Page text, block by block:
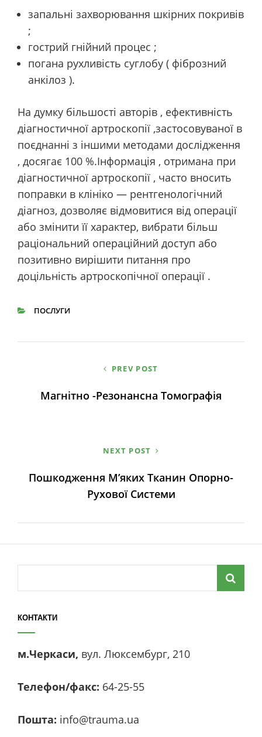
запальні захворювання шкірних покривів
;
гострий гнійний процес ;
погана рухливість суглобу ( фіброзний
анкілоз ).
На думку більшості авторів , ефективність
діагностичної артроскопії ,застосовуваної в
поєднанні з іншими методами дослідження
, досягає 100 %.Інформація , отримана при
діагностичної артроскопії , часто вносить
поправки в клініко — рентгенологічний
діагноз, дозволяє відмовитися від операції
або змінити її характер, вибрати більш
раціональний операційний доступ або
позитивно вирішити питання про
доцільність артроскопічної операції .
ПОСЛУГИ
записів
PREV POST
Магнітно -резонансна Томографія
NEXT POST
Пошкодження М’яких Тканин Опорно-
Рухової Системи
for:
КОНТАКТИ
м.Черкаси, вул. Люксембург, 210
Телефон/факс: 64-25-55
Пошта: info@trauma.ua